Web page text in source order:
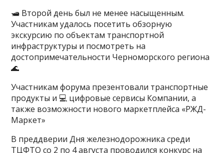
🛥 Второй день был не менее насыщенным.
Участникам удалось посетить обзорную
экскурсию по объектам транспортной
инфраструктуры и посмотреть на
достопримечательности Черноморского региона
🌊
Участникам форума презентовали транспортные
продукты и 💻 цифровые сервисы Компании, а
также возможности нового маркетплейса «РЖД-
Маркет»
В преддверии Дня железнодорожника среди
ТЦФТО со 2 по 4 августа проводился конкурс на